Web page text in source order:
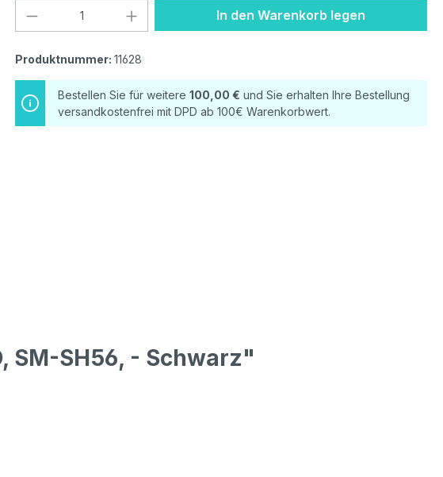
Produkt Anzahl: Gib den gewünschten Wert
In den Warenkorb legen
Produktnummer: 11628
Bestellen Sie für weitere 100,00 € und Sie erhalten Ihre Bestellung
versandkostenfrei mit DPD ab 100€ Warenkorbwert.
SM-SH56, - Schwarz"